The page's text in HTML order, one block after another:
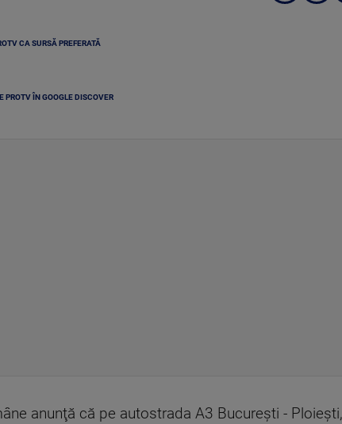
CA SURSĂ PREFERATĂ
PROTV ÎN GOOGLE DISCOVER
anunţă că pe autostrada A3 Bucureşti -